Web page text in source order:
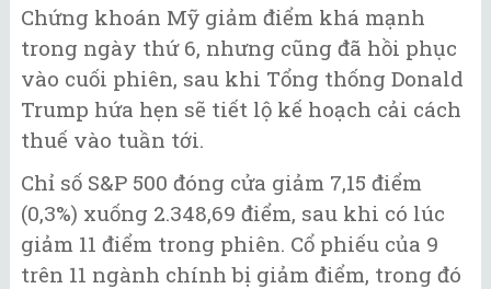
Chứng khoán Mỹ giảm điểm khá mạnh
trong ngày thứ 6, nhưng cũng đã hồi phục
vào cuối phiên, sau khi Tổng thống Donald
Trump hứa hẹn sẽ tiết lộ kế hoạch cải cách
thuế vào tuần tới.
Chỉ số S&P 500 đóng cửa giảm 7,15 điểm
(0,3%) xuống 2.348,69 điểm, sau khi có lúc
giảm 11 điểm trong phiên. Cổ phiếu của 9
trên 11 ngành chính bị giảm điểm, trong đó